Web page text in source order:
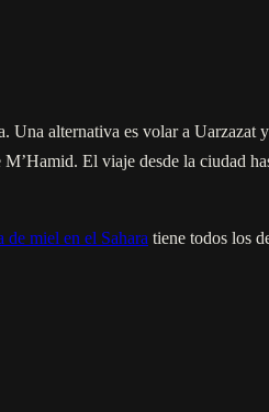
alternativa es volar a Uarzazat
El viaje desde la ciudad
de miel en el Sahara tiene todos los